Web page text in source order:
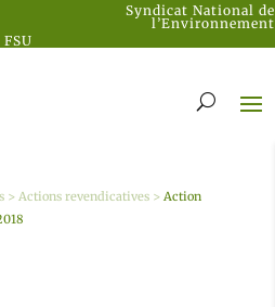
Syndicat National de
l’Environnement
>Actions revendicatives >Action